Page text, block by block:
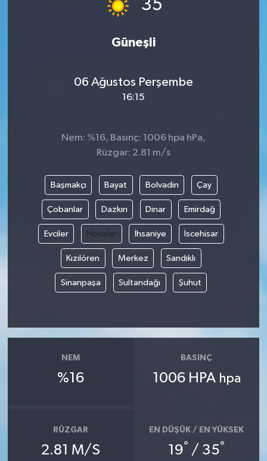
35
Güneşli
06 Ağustos Perşembe
16:15
Nem: %16, Basınç: 1006 hpa hPa,
Rüzgar: 2.81 m/s
Başmakçı Bayat Bolvadin Çay
Çobanlar Dazkırı Dinar Emirdağ
Evciler Hocalar İhsaniye İscehisar
Kızılören Merkez Sandıklı
Sinanpaşa Sultandağı Şuhut
NEM
%16
BASINÇ
1006 HPA hpa
RÜZGAR
2.81 M/S
EN DÜŞÜK / EN YÜKSEK
19° / 35°